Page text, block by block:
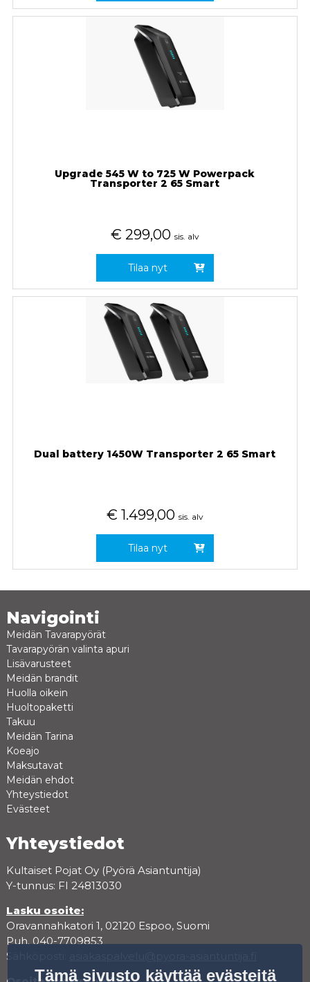
Upgrade 545 W to 725 W Powerpack
Transporter 2 65 Smart
€ 299,00 sis. alv
Tilaa nyt
Dual battery 1450W Transporter 2 65 Smart
€ 1.499,00 sis. alv
Tilaa nyt
Navigointi
Meidän Tavarapyörät
Tavarapyörän valinta apuri
Lisävarusteet
Meidän brandit
Huolla oikein
Huoltopaketti
Takuu
Meidän Tarina
Koeajo
Maksutavat
Meidän ehdot
Yhteystiedot
Evästeet
Yhteystiedot
Kultaiset Pojat Oy (Pyörä Asiantuntija)
Y-tunnus: FI 24813030
Lasku osoite:
Oravannahkatori 1, 02120 Espoo, Suomi
Puh. 040-7709853
Sähköposti:
Tämä sivusto käyttää evästeitä